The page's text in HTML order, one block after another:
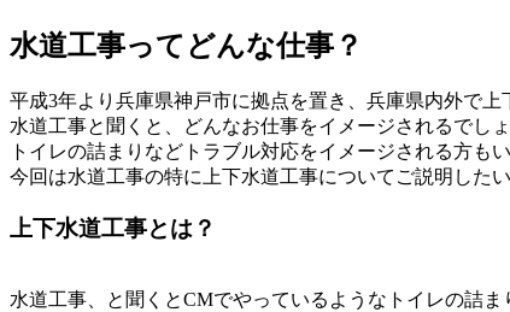
水道工事ってどんな仕事？
平成3年より兵庫県神戸市に拠点を置き、兵庫県内外で
水道工事と聞くと、どんなお仕事をイメージされるでし
トイレの詰まりなどトラブル対応をイメージされる方も
今回は水道工事の特に上下水道工事についてご説明したい
上下水道工事とは？
水道工事、と聞くとCMでやっているようなトイレの詰